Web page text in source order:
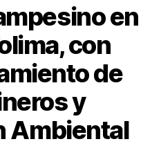
en
con
de
y
Ambiental